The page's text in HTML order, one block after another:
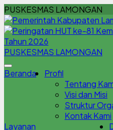
PUSKESMAS LAMONGAN
PUSKESMAS LAMONGAN
Beranda
Profil
Tentang
Visi dan Misi
Struktur
Kontak Kami
Layanan